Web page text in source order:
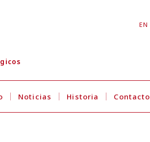
EN
Noticias Historia Contacto